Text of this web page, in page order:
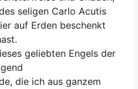
seligen Carlo Acutis
auf Erden beschenkt
geliebten Engels der
die ich aus ganzem